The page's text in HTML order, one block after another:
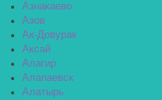
Азнакаево
Азов
Ак-Довурак
Аксай
Алагир
Алапаевск
Алатырь